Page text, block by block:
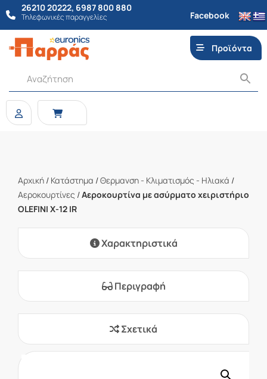
26210 20222, 6987 800 880
Τηλεφωνικές παραγγελίες Facebook
Προϊόντα
Αρχική / Κατάστημα /Θερμανση - Κλιματισμός - Ηλιακά /
Αεροκουρτίνες /Αεροκουρτίνα με ασύρματο χειριστήριο
OLEFINI X-12 IR
Χαρακτηριστικά
Περιγραφή
Σχετικά